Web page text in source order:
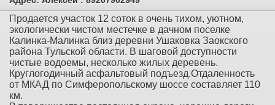
Продается участок 12 соток в очень тихом, уютном,
экологически чистом местечке в дачном поселке
Калинка-Малинка близ деревни Ушаковка Заокского
района Тульской области. В шаговой доступности
чистые водоемы, несколько жилых деревень.
Круглогодичный асфальтовый подъезд.Отдаленность
от МКАД по Симферопольскому шоссе составляет 110
км.